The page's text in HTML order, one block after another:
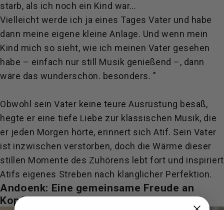
starb, als ich noch ein Kind war…
Vielleicht werde ich ja eines Tages Vater und habe
dann meine eigene kleine Anlage. Und wenn mein
Kind mich so sieht, wie ich meinen Vater gesehen
habe – einfach nur still Musik genießend –, dann
wäre das wunderschön. besonders. "
Obwohl sein Vater keine teure Ausrüstung besaß,
hegte er eine tiefe Liebe zur klassischen Musik, die
er jeden Morgen hörte, erinnert sich Atif. Sein Vater
ist inzwischen verstorben, doch die Wärme dieser
stillen Momente des Zuhörens lebt fort und inspiriert
Atifs eigenes Streben nach klanglicher Perfektion.
Andoenk: Eine gemeinsame Freude an
Kopfhörern und Geschichtenerzählen